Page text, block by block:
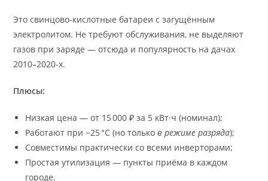
Это свинцово-кислотные батареи с загущённым
электролитом. Не требуют обслуживания, не выделяют
газов при заряде — отсюда и популярность на дачах
2010–2020-х.
Плюсы:
Низкая цена — от 15 000 ₽ за 5 кВт·ч (номинал);
Работают при −25 °C (но тольков режиме разряда);
Совместимы практически со всеми инверторами;
Простая утилизация — пункты приёма в каждом
городе.